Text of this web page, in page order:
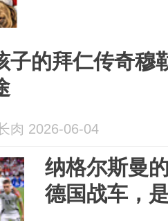
子的拜仁传奇穆
肉 2026-06-04
纳格尔斯曼
德国战车，